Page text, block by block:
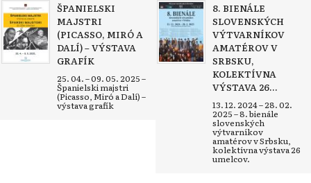
ŠPANIELSKI
MAJSTRI
(PICASSO, MIRÓ A
DALÍ) – VÝSTAVA
GRAFÍK
25. 04. – 09. 05. 2025 –
Španielski majstri
(Picasso, Miró a Dalí) –
výstava grafík
8. BIENÁLE
SLOVENSKÝCH
VÝTVARNÍKOV
AMATÉROV V
SRBSKU,
KOLEKTÍVNA
VÝSTAVA 26...
13. 12. 2024 – 28. 02.
2025 – 8. bienále
slovenských
výtvarníkov
amatérov v Srbsku,
kolektívna výstava 26
umelcov.